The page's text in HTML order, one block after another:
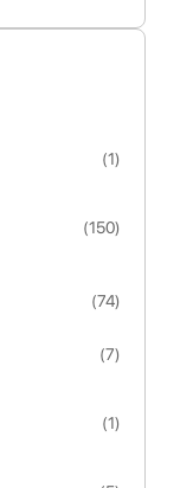
(1)
(150)
(74)
(7)
(1)